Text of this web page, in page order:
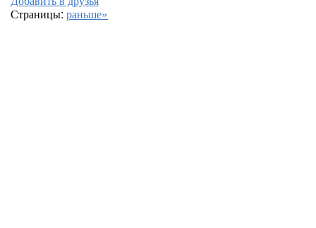
Страницы: раньше»